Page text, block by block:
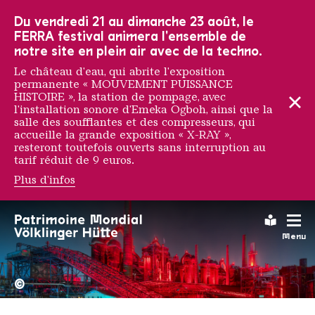
Menu
Klick Klack Publishing
La Völklinger Hütte
Copyright:
©
Du vendredi 21 au dimanche 23 août, le
FERRA festival animera l'ensemble de
notre site en plein air avec de la techno.
Le château d'eau, qui abrite l'exposition
permanente « MOUVEMENT PUISSANCE
HISTOIRE », la station de pompage, avec
l'installation sonore d'Emeka Ogboh, ainsi que la
salle des soufflantes et des compresseurs, qui
accueille la grande exposition « X-RAY »,
resteront toutefois ouverts sans interruption au
tarif réduit de 9 euros.
Plus d'infos